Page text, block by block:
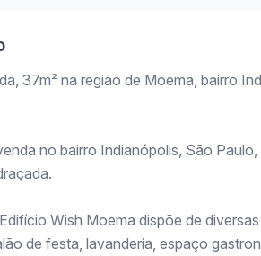
37m² na região de Moema, bairro
no bairro Indianópolis, São
Wish Moema dispõe de
de festa, lavanderia, espaço